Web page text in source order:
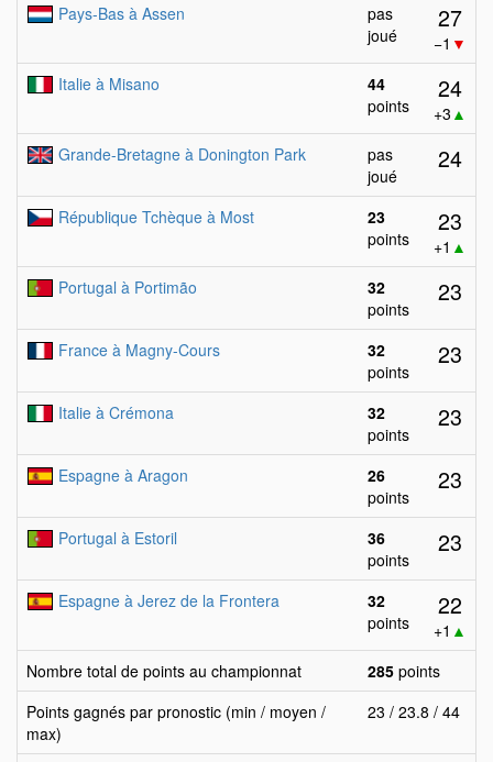
Pays-Bas à Assen
pas
joué
27
−1 ▼
Italie à Misano
44
points
24
+3 ▲
Grande-Bretagne à Donington Park
pas
joué
24
République Tchèque à Most
23
points
23
+1 ▲
Portugal à Portimão
32
points
23
France à Magny-Cours
32
points
23
Italie à Crémona
32
points
23
Espagne à Aragon
26
points
23
Portugal à Estoril
36
points
23
Espagne à Jerez de la Frontera
32
points
22
+1 ▲
Nombre total de points au championnat
285 points
Points gagnés par pronostic (min / moyen /
max)
23 / 23.8 / 44